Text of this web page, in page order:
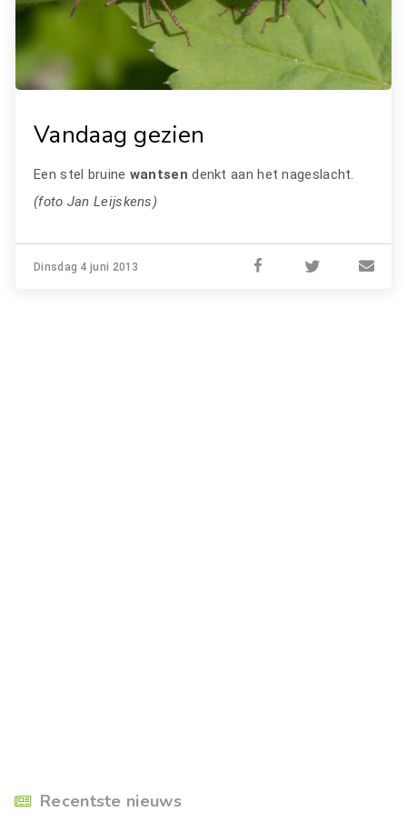
Vandaag gezien
Een stel bruine wantsendenkt aan het nageslacht.
(foto Jan Leijskens)
Dinsdag 4 juni 2013
Recentste nieuws